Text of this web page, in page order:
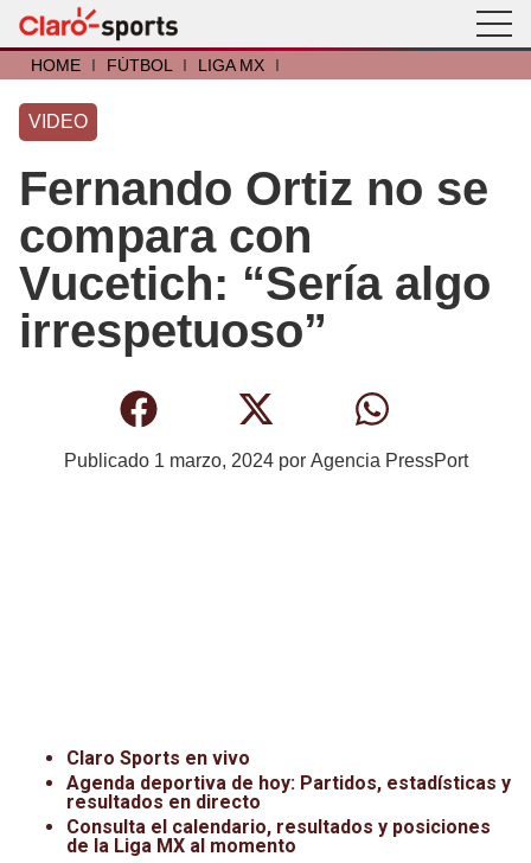
HOME I FÚTBOL I LIGA MX I
VIDEO
Fernando Ortiz no se
compara con
Vucetich: “Sería algo
irrespetuoso”
Publicado 1 marzo, 2024por Agencia PressPort
Claro Sports en vivo
Agenda deportiva de hoy: Partidos, estadísticas y
resultados en directo
Consulta el calendario, resultados y posiciones
de la Liga MX al momento